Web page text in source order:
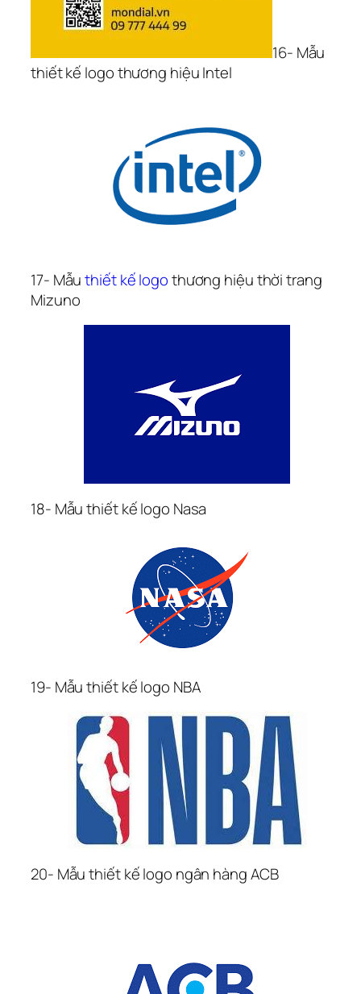
16- Mẫu
thiết kế logo thương hiệu Intel
17- Mẫu thiết kế logo thương hiệu thời trang
Mizuno
18- Mẫu thiết kế logo Nasa
19- Mẫu thiết kế logo NBA
20- Mẫu thiết kế logo ngân hàng ACB